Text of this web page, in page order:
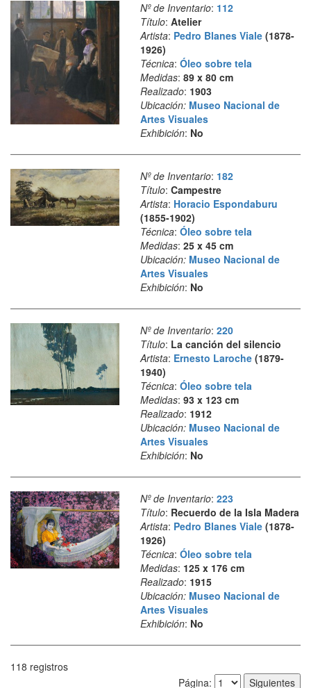
Nº de Inventario: 112
Título: Atelier
Artista: Pedro Blanes Viale(1878-
1926)
Técnica: Óleo sobre tela
Medidas: 89 x 80 cm
Realizado: 1903
Ubicación: Museo Nacional de
Artes Visuales
Exhibición: No
Nº de Inventario: 182
Título: Campestre
Artista: Horacio Espondaburu
(1855-1902)
Técnica: Óleo sobre tela
Medidas: 25 x 45 cm
Ubicación: Museo Nacional de
Artes Visuales
Exhibición: No
Nº de Inventario: 220
Título: La canción del silencio
Artista: Ernesto Laroche(1879-
1940)
Técnica: Óleo sobre tela
Medidas: 93 x 123 cm
Realizado: 1912
Ubicación: Museo Nacional de
Artes Visuales
Exhibición: No
Nº de Inventario: 223
Título: Recuerdo de la Isla Madera
Artista: Pedro Blanes Viale(1878-
1926)
Técnica: Óleo sobre tela
Medidas: 125 x 176 cm
Realizado: 1915
Ubicación: Museo Nacional de
Artes Visuales
Exhibición: No
118 registros
Página: Página